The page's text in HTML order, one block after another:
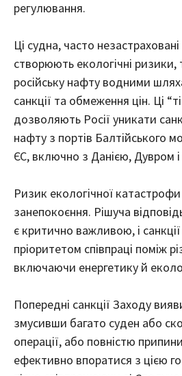
регулювання.
Ці судна, часто
створюють екологічні
російську нафту водними
санкції та обмеження цін. Ці
дозволяють Росії уникати
нафту з портів Балтійського
ЄС, включно з Данією, Дувром
Ризик екологічної
занепокоєння. Рішуча
є критично важливою, і
пріоритетом співпраці поміж
включаючи енергетику й
Попередні санкції Заходу
змусивши багато суден або
операції, або повністю
ефективно впоратися з цією